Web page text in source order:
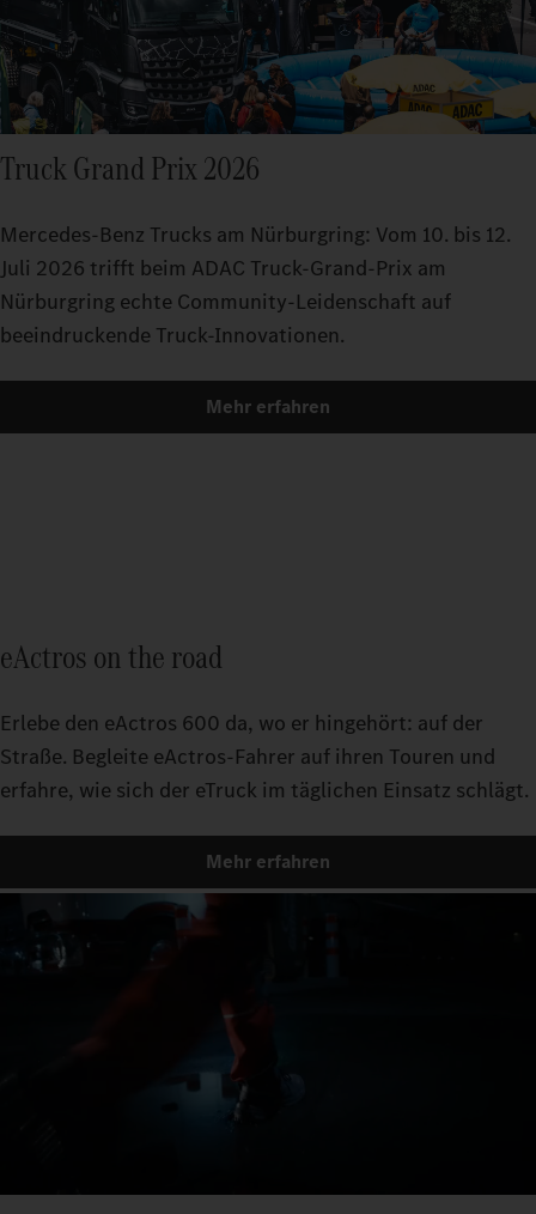
Truck Grand Prix 2026
Mercedes-Benz Trucks am Nürburgring: Vom 10. bis 12.
Juli 2026 trifft beim ADAC Truck-Grand-Prix am
Nürburgring echte Community-Leidenschaft auf
beeindruckende Truck-Innovationen.
Mehr erfahren
eActros on the road
Erlebe den eActros 600 da, wo er hingehört: auf der
Straße. Begleite eActros-Fahrer auf ihren Touren und
erfahre, wie sich der eTruck im täglichen Einsatz schlägt.
Mehr erfahren